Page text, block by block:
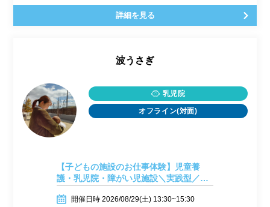
詳細を見る
波うさぎ
乳児院
オフライン(対面)
【子どもの施設のお仕事体験】児童養
護・乳児院・障がい児施設＼実践型／【8
開催日時 2026/08/29(土) 13:30~15:30